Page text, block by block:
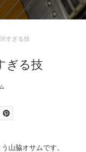
すぎる技
ぎる技
山脇オサムです。